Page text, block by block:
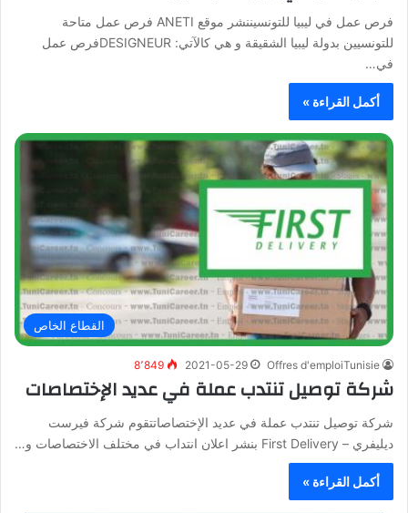
فرص عمل في ليبيا للتونسيننشر موقع ANETI فرص عمل متاحة
للتونسيين بدولة ليبيا الشقيقة و هي كالآتي: DESIGNEURفرص عمل
في…
أكمل القراءة »
القطاع الخاص
Offres d'emploiTunisie
2021-05-29 8٬849
شركة توصيل تنتدب عملة في عديد الإختصاصات
شركة توصيل تنتدب عملة في عديد الإختصاصاتتقوم شركة فيرست
ديليفري – First Delivery بنشر اعلان انتداب في مختلف الاختصاصات و…
أكمل القراءة »